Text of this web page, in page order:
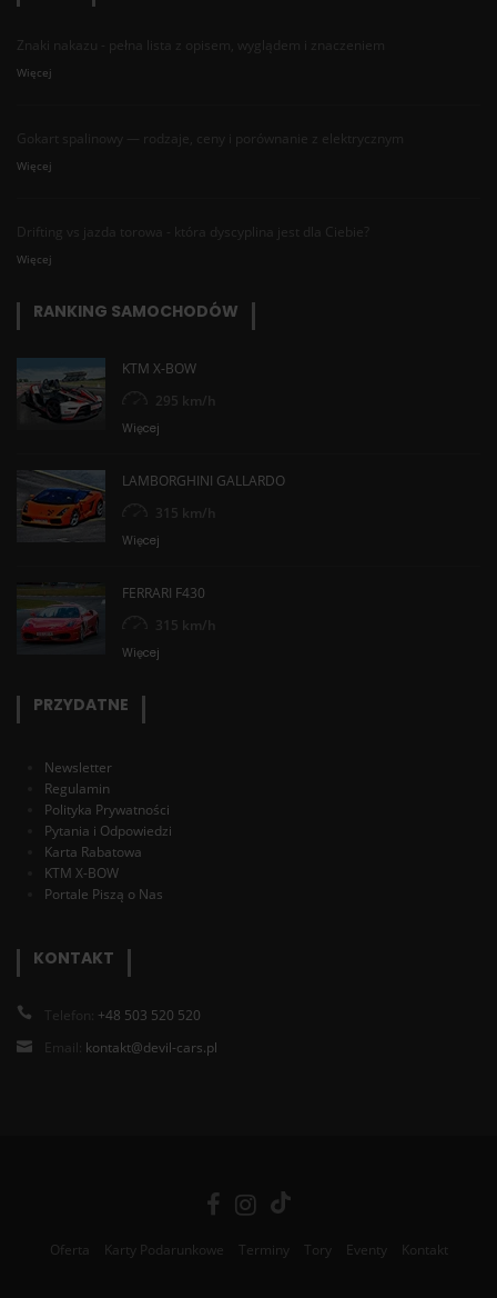
Znaki nakazu - pełna lista z opisem, wyglądem i znaczeniem
Więcej
Gokart spalinowy — rodzaje, ceny i porównanie z elektrycznym
Więcej
Drifting vs jazda torowa - która dyscyplina jest dla Ciebie?
Więcej
RANKING SAMOCHODÓW
KTM X-BOW
295 km/h
Więcej
LAMBORGHINI GALLARDO
315 km/h
Więcej
FERRARI F430
315 km/h
Więcej
PRZYDATNE
Newsletter
Regulamin
Polityka Prywatności
Pytania i Odpowiedzi
Karta Rabatowa
KTM X-BOW
Portale Piszą o Nas
KONTAKT
Telefon: +48 503 520 520
Email: kontakt@devil-cars.pl
Oferta Karty Podarunkowe Terminy Tory Eventy Kontakt